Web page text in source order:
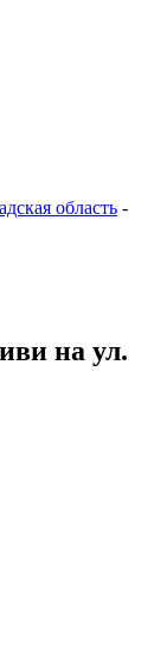
область -
на ул.